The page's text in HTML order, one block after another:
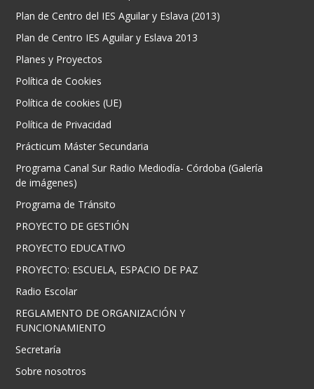
Plan de Centro del IES Aguilar y Eslava (2013)
Plan de Centro IES Aguilar y Eslava 2013
Planes y Proyectos
Política de Cookies
Política de cookies (UE)
Política de Privacidad
Prácticum Máster Secundaria
Programa Canal Sur Radio Mediodía- Córdoba (Galería
de imágenes)
Programa de Tránsito
PROYECTO DE GESTIÓN
PROYECTO EDUCATIVO
PROYECTO: ESCUELA, ESPACIO DE PAZ
Radio Escolar
REGLAMENTO DE ORGANIZACIÓN Y
FUNCIONAMIENTO
Secretaría
Sobre nosotros